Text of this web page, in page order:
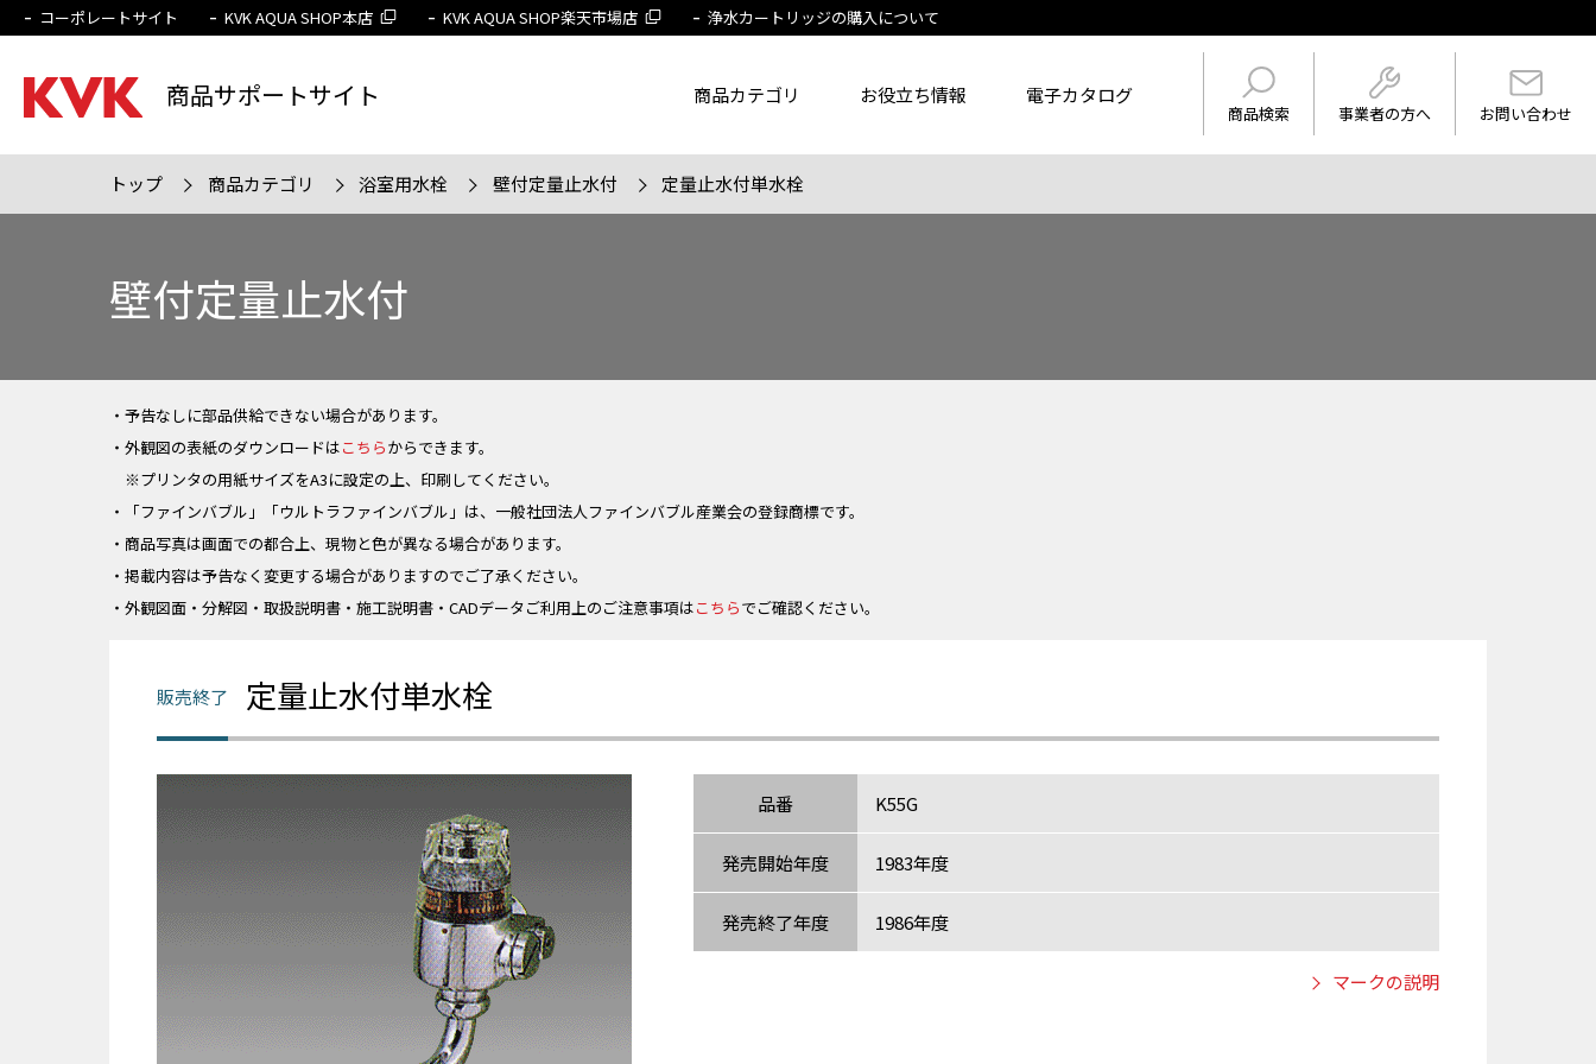
商品サポートサイト
商品検索 事業者の方へ お問い合わせ
検索条件 節湯水栓製品だけを表示
商品カテゴリ お役立ち情報 電子カタログ
コーポレートサイト KVK AQUA SHOP本店 KVK AQUA SHOP楽天市場店 浄水カートリッジの購入について
トップ 商品カテゴリ 浴室用水栓 壁付定量止水付 定量止水付単水栓
壁付定量止水付
・予告なしに部品供給できない場合があります。
・外観図の表紙のダウンロードはこちらからできます。
※プリンタの用紙サイズをA3に設定の上、印刷してください。
・「ファインバブル」「ウルトラファインバブル」は、一般社団法人ファインバブル産業会の登録商標です。
・商品写真は画面での都合上、現物と色が異なる場合があります。
・掲載内容は予告なく変更する場合がありますのでご了承ください。
・外観図面・分解図・取扱説明書・施工説明書・CADデータご利用上のご注意事項はこちらでご確認ください。
定量止水付単水栓
品番 K55G
発売開始年度 1983年度
発売終了年度 1986年度
マークの説明